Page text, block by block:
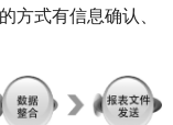
方式有信息确认、